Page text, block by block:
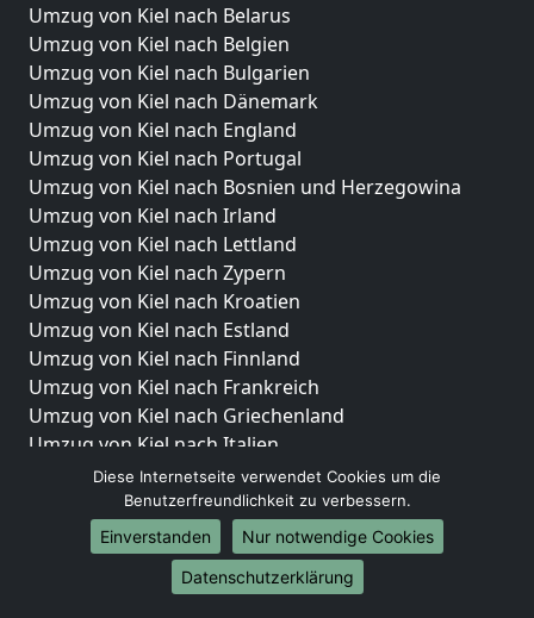
Umzug von Kiel nach Belarus
Umzug von Kiel nach Belgien
Umzug von Kiel nach Bulgarien
Umzug von Kiel nach Dänemark
Umzug von Kiel nach England
Umzug von Kiel nach Portugal
Umzug von Kiel nach Bosnien und Herzegowina
Umzug von Kiel nach Irland
Umzug von Kiel nach Lettland
Umzug von Kiel nach Zypern
Umzug von Kiel nach Kroatien
Umzug von Kiel nach Estland
Umzug von Kiel nach Finnland
Umzug von Kiel nach Frankreich
Umzug von Kiel nach Griechenland
Umzug von Kiel nach Italien
Umzug von Kiel nach Liechtenstein
Umzug von Kiel nach Luxemburg
Umzug von Kiel nach Niederlande
Umzug von Kiel nach Norwegen
Umzüge-Deutschlandweit
Diese Internetseite verwendet Cookies um die
Benutzerfreundlichkeit zu verbessern.
Einverstanden
Nur notwendige Cookies
Datenschutzerklärung